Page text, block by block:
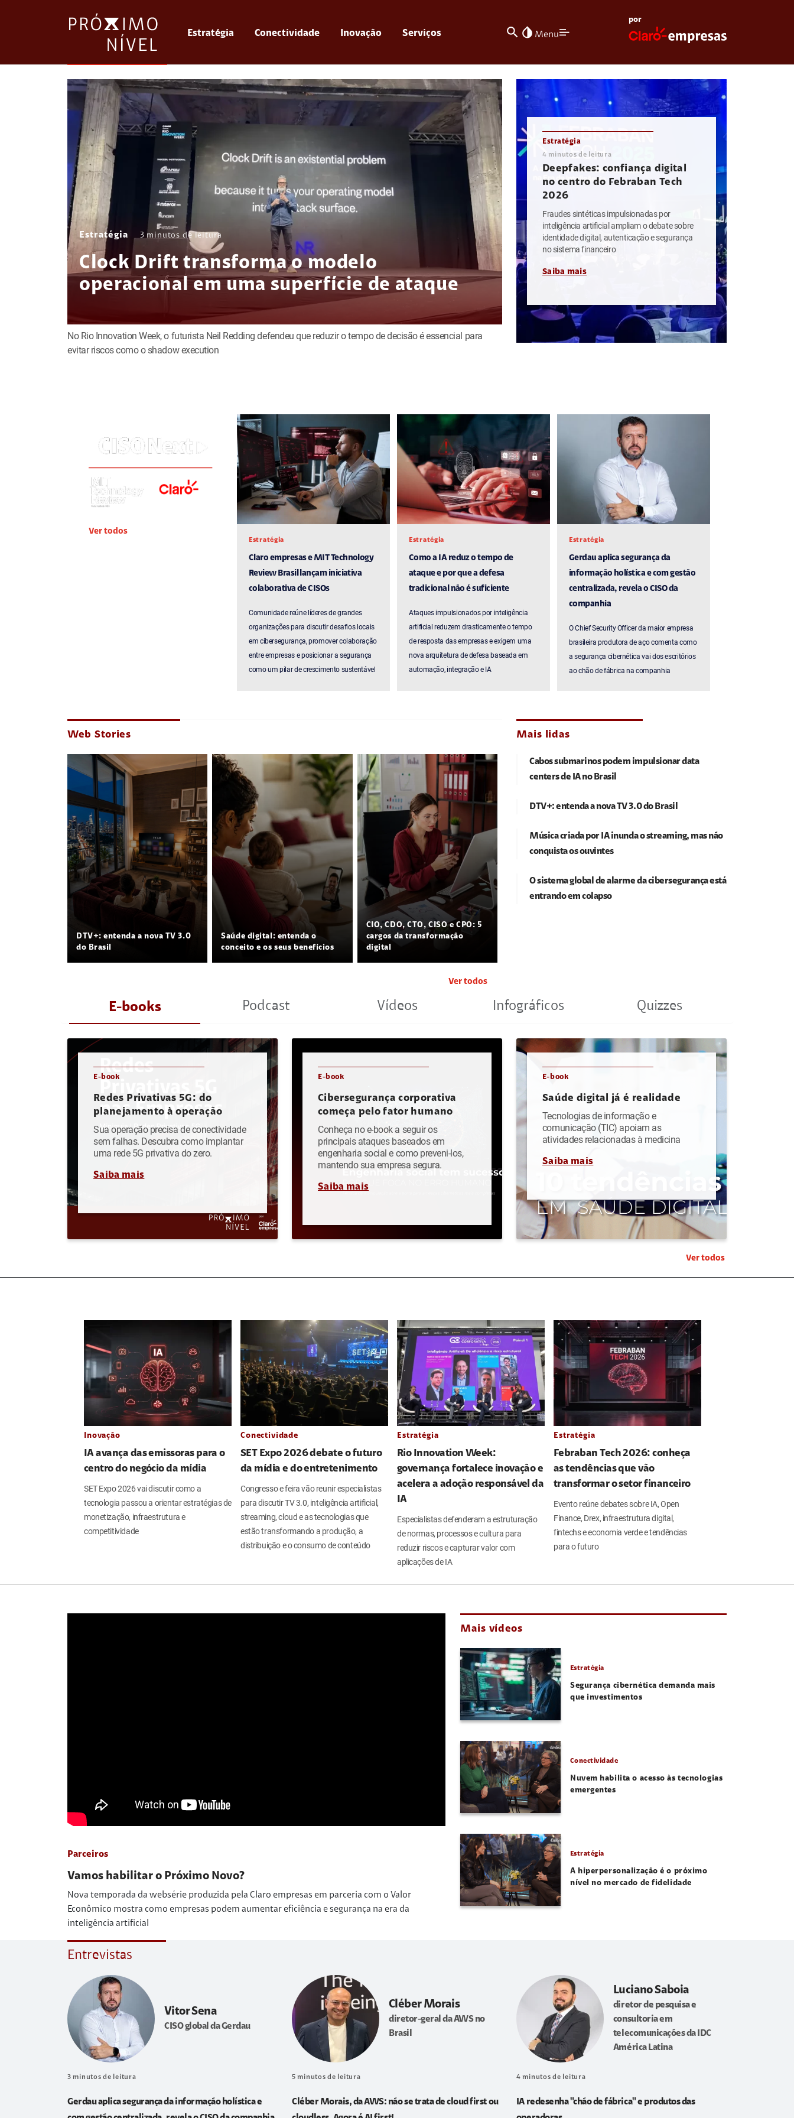
Estratégia Conectividade Inovação Serviços search invert_colors Menu
por
Estratégia 3 minutos de leitura
Clock Drift transforma o modelo
operacional em uma superfície de ataque
No Rio Innovation Week, o futurista Neil Redding defendeu que reduzir o tempo de decisão é essencial para
evitar riscos como o shadow execution
Estratégia
4 minutos de leitura
Deepfakes: confiança digital
no centro do Febraban Tech
2026
Fraudes sintéticas impulsionadas por
inteligência artificial ampliam o debate sobre
identidade digital, autenticação e segurança
no sistema financeiro
Saiba mais
Ver todos
Estratégia
Claro empresas e MIT Technology
Review Brasil lançam iniciativa
colaborativa de CISOs
Comunidade reúne líderes de grandes
organizações para discutir desafios locais
em cibersegurança, promover colaboração
entre empresas e posicionar a segurança
como um pilar de crescimento sustentável
Estratégia
Como a IA reduz o tempo de
ataque e por que a defesa
tradicional não é suficiente
Ataques impulsionados por inteligência
artificial reduzem drasticamente o tempo
de resposta das empresas e exigem uma
nova arquitetura de defesa baseada em
automação, integração e IA
Estratégia
Gerdau aplica segurança da
informação holística e com gestão
centralizada, revela o CISO da
companhia
O Chief Security Officer da maior empresa
brasileira produtora de aço comenta como
a segurança cibernética vai dos escritórios
ao chão de fábrica na companhia
Web Stories
DTV+: entenda a nova TV 3.0
do Brasil
Saúde digital: entenda o
conceito e os seus benefícios
CIO, CDO, CTO, CISO e CPO: 5
cargos da transformação
digital
Ver todos
Mais lidas
Cabos submarinos podem impulsionar data
centers de IA no Brasil
DTV+: entenda a nova TV 3.0 do Brasil
Música criada por IA inunda o streaming, mas não
conquista os ouvintes
O sistema global de alarme da cibersegurança está
entrando em colapso
E-books Podcast Vídeos Infográficos Quizzes
E-book
Redes Privativas 5G: do
planejamento à operação
Sua operação precisa de conectividade
sem falhas. Descubra como implantar
uma rede 5G privativa do zero.
Saiba mais
E-book
Cibersegurança corporativa
começa pelo fator humano
Conheça no e-book a seguir os
principais ataques baseados em
engenharia social e como preveni-los,
mantendo sua empresa segura.
Saiba mais
E-book
Saúde digital já é realidade
Tecnologias de informação e
comunicação (TIC) apoiam as
atividades relacionadas à medicina
Saiba mais
Ver todos
Inovação
IA avança das emissoras para o
centro do negócio da mídia
SET Expo 2026 vai discutir como a
tecnologia passou a orientar estratégias de
monetização, infraestrutura e
competitividade
Conectividade
SET Expo 2026 debate o futuro
da mídia e do entretenimento
Congresso e feira vão reunir especialistas
para discutir TV 3.0, inteligência artificial,
streaming, cloud e as tecnologias que
estão transformando a produção, a
distribuição e o consumo de conteúdo
Estratégia
Rio Innovation Week:
governança fortalece inovação e
acelera a adoção responsável da
IA
Especialistas defenderam a estruturação
de normas, processos e cultura para
reduzir riscos e capturar valor com
aplicações de IA
Estratégia
Febraban Tech 2026: conheça
as tendências que vão
transformar o setor financeiro
Evento reúne debates sobre IA, Open
Finance, Drex, infraestrutura digital,
fintechs e economia verde e tendências
para o futuro
Parceiros
Vamos habilitar o Próximo Novo?
Nova temporada da websérie produzida pela Claro empresas em parceria com o Valor
Econômico mostra como empresas podem aumentar eficiência e segurança na era da
inteligência artificial
Mais vídeos
Estratégia
Segurança cibernética demanda mais
que investimentos
Conectividade
Nuvem habilita o acesso às tecnologias
emergentes
Estratégia
A hiperpersonalização é o próximo
nível no mercado de fidelidade
Entrevistas
Vitor Sena
CISO global da Gerdau
3 minutos de leitura
Gerdau aplica segurança da informação holística e
Cléber Morais
diretor-geral da AWS no
Brasil
5 minutos de leitura
Cléber Morais, da AWS: não se trata de cloud first ou
Luciano Saboia
diretor de pesquisa e
consultoria em
telecomunicações da IDC
América Latina
4 minutos de leitura
IA redesenha "chão de fábrica" e produtos das